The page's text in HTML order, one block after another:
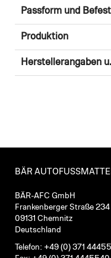
Passform und
Produktion
Herstellerangaben
BÄR
BÄR-AFC GmbH
Frankenberger Straße 234
09131 Chemnitz
Deutschland
Telefon: +49 (0) 371